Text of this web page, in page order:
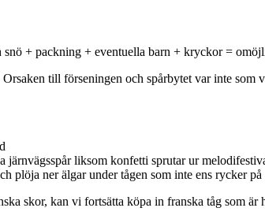
snö + packning + eventuella barn + kryckor =
till förseningen och spårbytet var inte som
järnvägsspår liksom konfetti sprutar ur
plöja ner älgar under tågen som inte ens rycker
skor, kan vi fortsätta köpa in franska tåg som